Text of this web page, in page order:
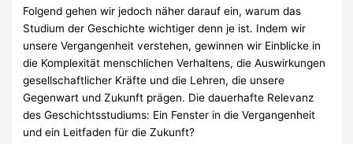
Folgend gehen wir jedoch näher darauf ein, warum das
Studium der Geschichte wichtiger denn je ist. Indem wir
unsere Vergangenheit verstehen, gewinnen wir Einblicke in
die Komplexität menschlichen Verhaltens, die Auswirkungen
gesellschaftlicher Kräfte und die Lehren, die unsere
Gegenwart und Zukunft prägen. Die dauerhafte Relevanz
des Geschichtsstudiums: Ein Fenster in die Vergangenheit
und ein Leitfaden für die Zukunft?